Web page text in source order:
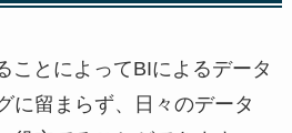
ことによってBIによるデータ
に留まらず、日々のデータ